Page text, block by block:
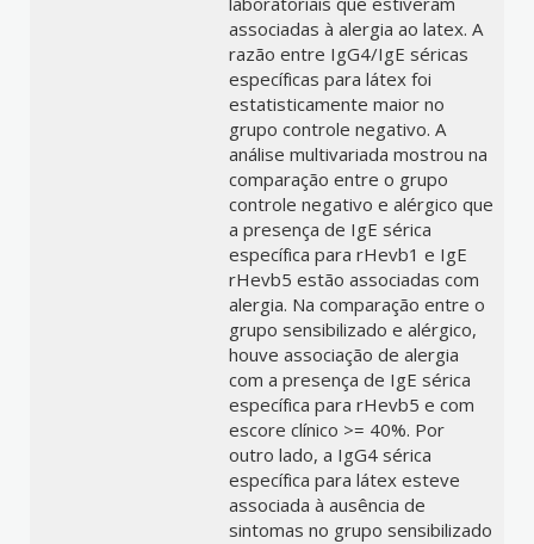
associadas à alergia ao latex. A
razão entre IgG4/IgE séricas
específicas para látex foi
estatisticamente maior no
grupo controle negativo. A
análise multivariada mostrou na
comparação entre o grupo
controle negativo e alérgico que
a presença de IgE sérica
específica para rHevb1 e IgE
rHevb5 estão associadas com
alergia. Na comparação entre o
grupo sensibilizado e alérgico,
houve associação de alergia
com a presença de IgE sérica
específica para rHevb5 e com
escore clínico >= 40%. Por
outro lado, a IgG4 sérica
específica para látex esteve
associada à ausência de
sintomas no grupo sensibilizado